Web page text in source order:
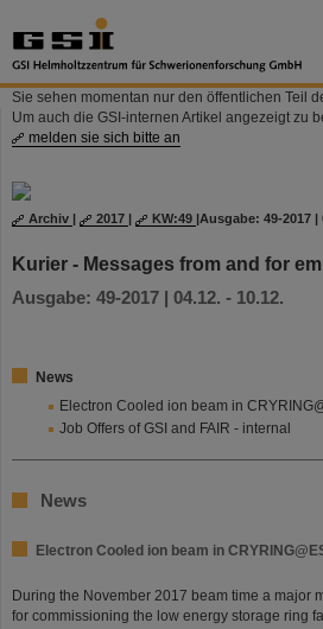
Sie sehen momentan nur den öffentlichen Teil
Um auch die GSI-internen Artikel angezeigt zu
melden sie sich bitte an
Archiv | 2017 | KW:49 |Ausgabe: 49-2017 |
Kurier - Messages from and for
Ausgabe: 49-2017 | 04.12. - 10.12.
News
Electron Cooled ion beam in
Job Offers of GSI and FAIR - internal
News
Electron Cooled ion beam in
During the November 2017 beam time a major
for commissioning the low energy storage ring